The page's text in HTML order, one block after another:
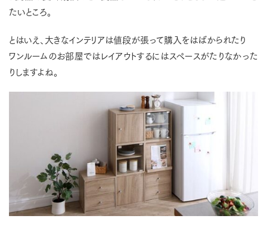
たいところ。
とはいえ、大きなインテリアは値段が張って購入をはばかられたり
ワンルームのお部屋ではレイアウトするにはスペースがたりなかった
りしますよね。